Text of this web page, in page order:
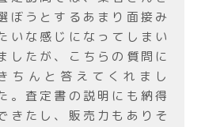
ぼうとするあまり面接み
いな感じになってしまい
したが、こちらの質問に
ちんと答えてくれまし
。査定書の説明にも納得
きたし、販売力もありそ